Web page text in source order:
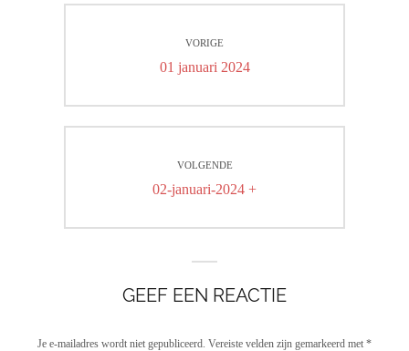
navigatie
VORIGE
Vorig
01 januari 2024
VOLGENDE
Volgend
02-januari-2024 +
GEEF EEN REACTIE
Je e-mailadres wordt niet gepubliceerd. Vereiste velden zijn gemarkeerd met *